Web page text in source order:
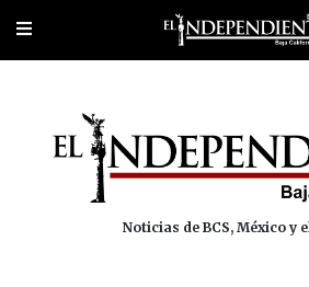
Portada Los Cabos Policiaca
Noticias de BCS, México y